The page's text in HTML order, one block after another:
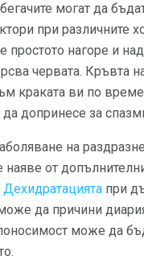
могат да
при различните
простото нагоре и
червата. Кръвта
краката ви по
допринесе за
на
наяве от
Дехидратацията при
да причини
може да